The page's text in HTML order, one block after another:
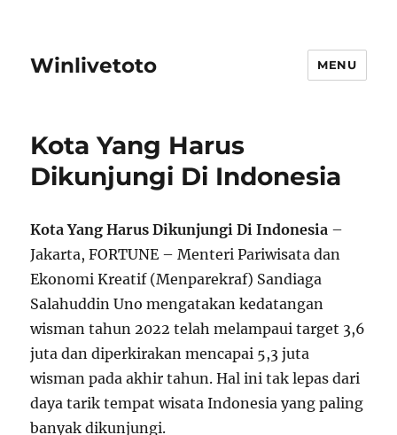
Winlivetoto MENU
Kota Yang Harus
Dikunjungi Di Indonesia
Kota Yang Harus Dikunjungi Di Indonesia –
Jakarta, FORTUNE – Menteri Pariwisata dan
Ekonomi Kreatif (Menparekraf) Sandiaga
Salahuddin Uno mengatakan kedatangan
wisman tahun 2022 telah melampaui target 3,6
juta dan diperkirakan mencapai 5,3 juta
wisman pada akhir tahun. Hal ini tak lepas dari
daya tarik tempat wisata Indonesia yang paling
banyak dikunjungi.